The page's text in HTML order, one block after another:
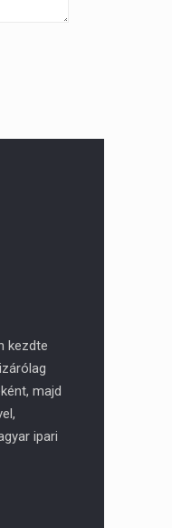
kezdte
majd
ipari